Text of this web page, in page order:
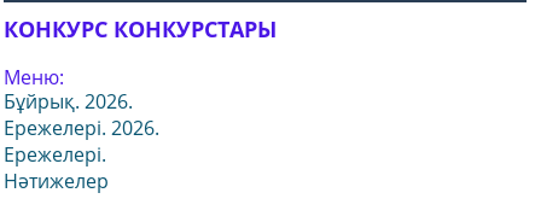
КОНКУРС КОНКУРСТАРЫ
Меню:
Бұйрық. 2026.
Ережелері. 2026.
Ережелері.
Нәтижелер